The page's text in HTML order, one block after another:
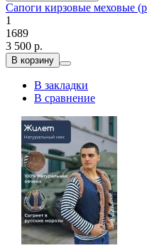
Сапоги кирзовые меховые
1
1689
3 500 р.
В корзину
В закладки
В сравнение